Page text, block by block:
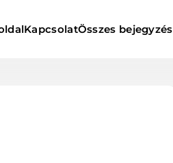
KapcsolatÖsszes bejegyzés